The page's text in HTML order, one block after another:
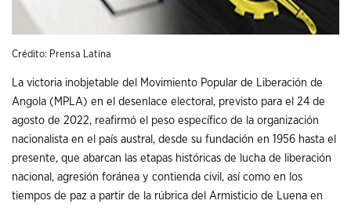
Crédito: Prensa Latina
La victoria inobjetable del Movimiento Popular de Liberación de
Angola (MPLA) en el desenlace electoral, previsto para el 24 de
agosto de 2022, reafirmó el peso específico de la organización
nacionalista en el país austral, desde su fundación en 1956 hasta el
presente, que abarcan las etapas históricas de lucha de liberación
nacional, agresión foránea y contienda civil, así como en los
tiempos de paz a partir de la rúbrica del Armisticio de Luena en